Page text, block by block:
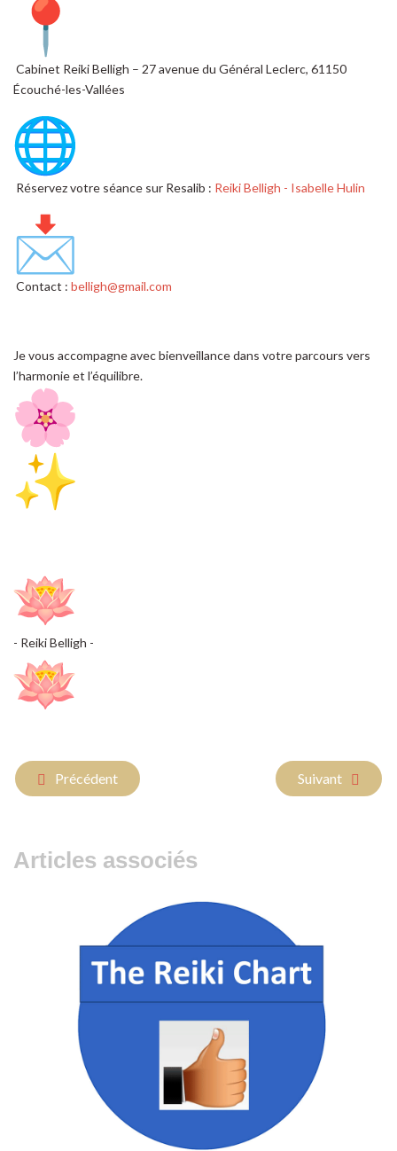
Cabinet Reiki Belligh – 27 avenue du Général Leclerc, 61150
Écouché-les-Vallées
Réservez votre séance sur Resalib : Reiki Belligh - Isabelle Hulin
Contact : belligh@gmail.com
Je vous accompagne avec bienveillance dans votre parcours vers
l’harmonie et l’équilibre.
- Reiki Belligh -
Article précédent : ** Reiki & Résilience **
Précédent Article suivant :
Suivant
Articles associés